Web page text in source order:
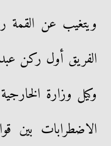
ويتغيب عن القمة
الفريق أول ركن
وكيل وزارة
الاضطرابات بين